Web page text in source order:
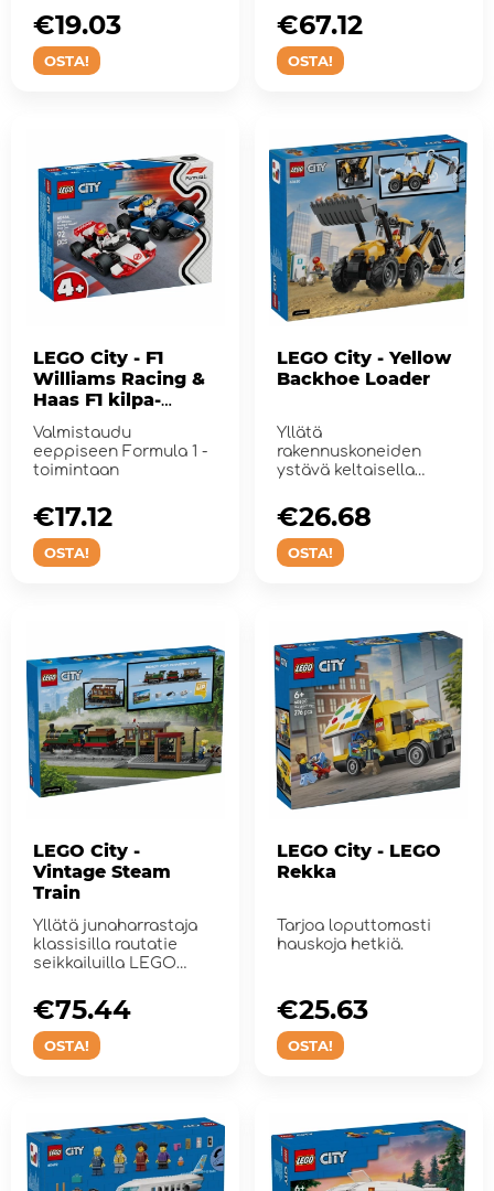
leikkisetillä.
OSTA!
€19.03
OSTA!
€67.12
LEGO City - F1
Williams Racing &
Haas F1 kilpa-
autoja
Valmistaudu
eeppiseen Formula 1 -
toimintaan
OSTA!
€17.12
LEGO City - Yellow
Backhoe Loader
Yllätä
rakennuskoneiden
ystävä keltaisella
OSTA!
€26.68
LEGO City -
Vintage Steam
Train
Yllätä junaharrastaja
klassisilla rautatie
seikkailuilla LEGO
OSTA!
€75.44
LEGO City - LEGO
Rekka
Tarjoa loputtomasti
hauskoja hetkiä.
OSTA!
€25.63